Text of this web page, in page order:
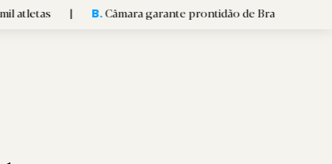
| B.Câmara garante prontidão de Braga no resgate animal